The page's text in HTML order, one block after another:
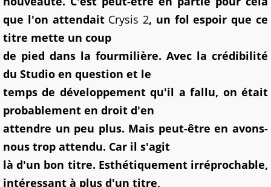
que l'on attendait Crysis 2, un fol espoir que ce
titre mette un coup
de pied dans la fourmilière. Avec la crédibilité
du Studio en question et le
temps de développement qu'il a fallu, on était
probablement en droit d'en
attendre un peu plus. Mais peut-être en avons-
nous trop attendu. Car il s'agit
là d'un bon titre. Esthétiquement irréprochable,
intéressant à plus d'un titre,